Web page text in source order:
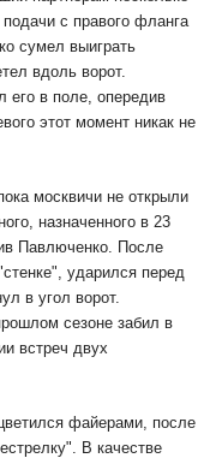
с правого фланга
сумел выиграть
вдоль ворот.
его в поле, опередив
этот момент никак не
москвичи не открыли
назначенного в 23
Павлюченко. После
ударился перед
в угол ворот.
сезоне забил в
встреч двух
файерами, после
В качестве